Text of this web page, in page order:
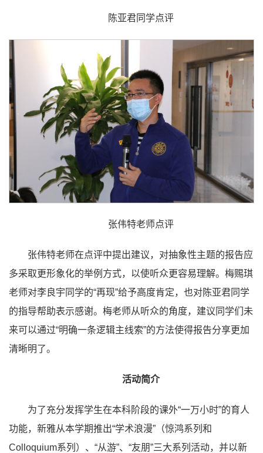
陈亚君同学点评
张伟特老师点评
张伟特老师在点评中提出建议，对抽象性主题的报告应
多采取更形象化的举例方式，以使听众更容易理解。梅赐琪
老师对李良宇同学的“再现”给予高度肯定，也对陈亚君同学
的指导帮助表示感谢。梅老师从听众的角度，建议同学们未
来可以通过“明确一条逻辑主线索”的方法使得报告分享更加
清晰明了。
活动简介
为了充分发挥学生在本科阶段的课外“一万小时”的育人
功能，新雅从本学期推出“学术浪漫”（惊鸿系列和
Colloquium系列）、“从游”、“友朋”三大系列活动，并以新